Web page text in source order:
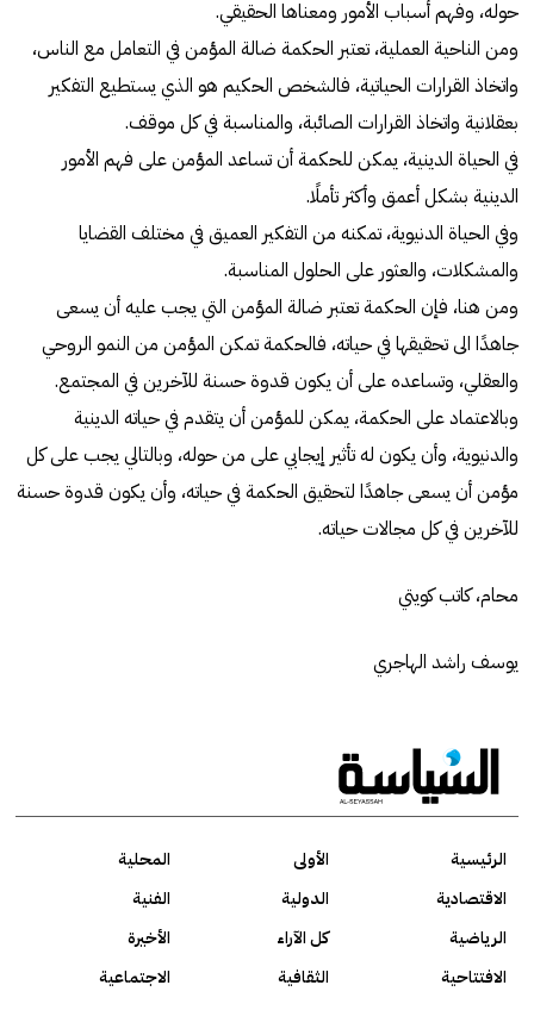
حوله، وفهم أسباب الأمور ومعناها الحقيقي.
ومن الناحية العملية، تعتبر الحكمة ضالة المؤمن في التعامل مع الناس،
واتخاذ القرارات الحياتية، فالشخص الحكيم هو الذي يستطيع التفكير
بعقلانية واتخاذ القرارات الصائبة، والمناسبة في كل موقف.
في الحياة الدينية، يمكن للحكمة أن تساعد المؤمن على فهم الأمور
الدينية بشكل أعمق وأكثر تأملًا.
وفي الحياة الدنيوية، تمكنه من التفكير العميق في مختلف القضايا
والمشكلات، والعثور على الحلول المناسبة.
ومن هنا، فإن الحكمة تعتبر ضالة المؤمن التي يجب عليه أن يسعى
جاهدًا الى تحقيقها في حياته، فالحكمة تمكن المؤمن من النمو الروحي
والعقلي، وتساعده على أن يكون قدوة حسنة للآخرين في المجتمع.
وبالاعتماد على الحكمة، يمكن للمؤمن أن يتقدم في حياته الدينية
والدنيوية، وأن يكون له تأثير إيجابي على من حوله، وبالتالي يجب على كل
مؤمن أن يسعى جاهدًا لتحقيق الحكمة في حياته، وأن يكون قدوة حسنة
للآخرين في كل مجالات حياته.
محام، كاتب كويتي
يوسف راشد الهاجري
الرئيسية الأولى
المحلية
الاقتصادية
الدولية
الفنية
الرياضية
كل الآراء
الأخيرة
الافتتاحية
الثقافية
الاجتماعية